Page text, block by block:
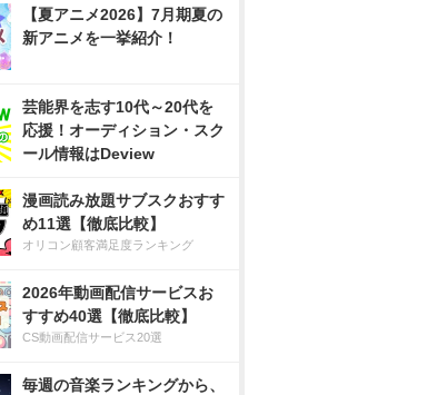
【夏アニメ2026】7月期夏の
新アニメを一挙紹介！
芸能界を志す10代～20代を
応援！オーディション・スク
ール情報はDeview
漫画読み放題サブスクおすす
め11選【徹底比較】
オリコン顧客満足度ランキング
2026年動画配信サービスお
すすめ40選【徹底比較】
CS動画配信サービス20選
毎週の音楽ランキングから、